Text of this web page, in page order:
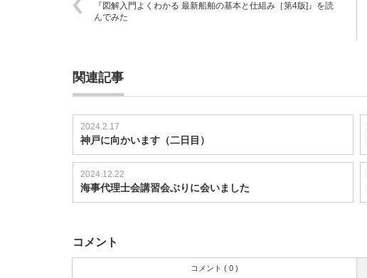
『図解入門よくわかる 最新船舶の基本と仕組み［第4版]』を読
んでみた
関連記事
2024.2.17
神戸に向かいます（二日目）
2024.12.22
海事代理士会講習会ぶりに会いました
コメント
コメント ( 0 )